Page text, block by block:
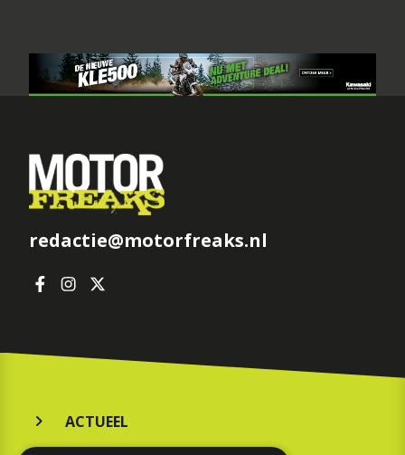
redactie@motorfreaks.nl
ACTUEEL